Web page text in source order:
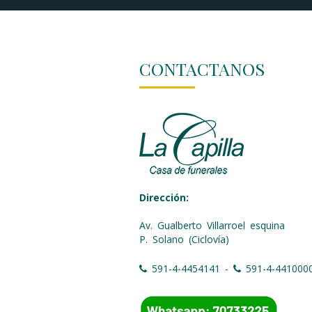
CONTACTANOS
Dirección:
Av. Gualberto Villarroel esquina
P. Solano (Ciclovía)
591-4-4454141 - 591-4-